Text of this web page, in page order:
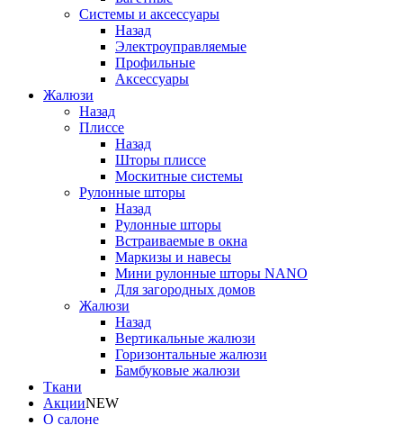
Системы и аксессуары
Назад
Электроуправляемые
Профильные
Аксессуары
Жалюзи
Назад
Плиссе
Назад
Шторы плиссе
Москитные системы
Рулонные шторы
Назад
Рулонные шторы
Встраиваемые в окна
Маркизы и навесы
Мини рулонные шторы NANO
Для загородных домов
Жалюзи
Назад
Вертикальные жалюзи
Горизонтальные жалюзи
Бамбуковые жалюзи
Ткани
АкцииNEW
О салоне